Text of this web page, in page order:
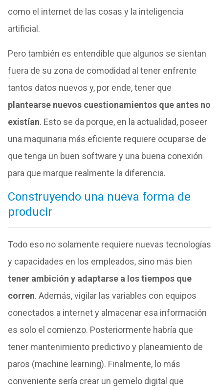
como el internet de las cosas y la inteligencia
artificial.
Pero también es entendible que algunos se sientan
fuera de su zona de comodidad al tener enfrente
tantos datos nuevos y, por ende, tener que
plantearse nuevos cuestionamientos que antes no
existían. Esto se da porque, en la actualidad, poseer
una maquinaria más eficiente requiere ocuparse de
que tenga un buen software y una buena conexión
para que marque realmente la diferencia.
Construyendo una nueva forma de
producir
Todo eso no solamente requiere nuevas tecnologías
y capacidades en los empleados, sino más bien
tener ambición y adaptarse a los tiempos que
corren. Además, vigilar las variables con equipos
conectados a internet y almacenar esa información
es solo el comienzo. Posteriormente habría que
tener mantenimiento predictivo y planeamiento de
paros (machine learning). Finalmente, lo más
conveniente sería crear un gemelo digital que